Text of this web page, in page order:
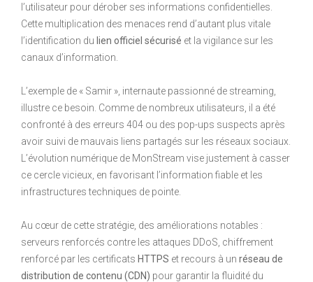
l’utilisateur pour dérober ses informations confidentielles.
Cette multiplication des menaces rend d’autant plus vitale
l’identification du lien officiel sécurisé et la vigilance sur les
canaux d’information.
L’exemple de « Samir », internaute passionné de streaming,
illustre ce besoin. Comme de nombreux utilisateurs, il a été
confronté à des erreurs 404 ou des pop-ups suspects après
avoir suivi de mauvais liens partagés sur les réseaux sociaux.
L’évolution numérique de MonStream vise justement à casser
ce cercle vicieux, en favorisant l’information fiable et les
infrastructures techniques de pointe.
Au cœur de cette stratégie, des améliorations notables :
serveurs renforcés contre les attaques DDoS, chiffrement
renforcé par les certificats HTTPS et recours à un réseau de
distribution de contenu (CDN) pour garantir la fluidité du